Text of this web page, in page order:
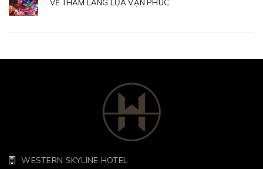
VỀ THĂM LÀNG LỤA VẠN PHÚC
WESTERN SKYLINE HOTEL